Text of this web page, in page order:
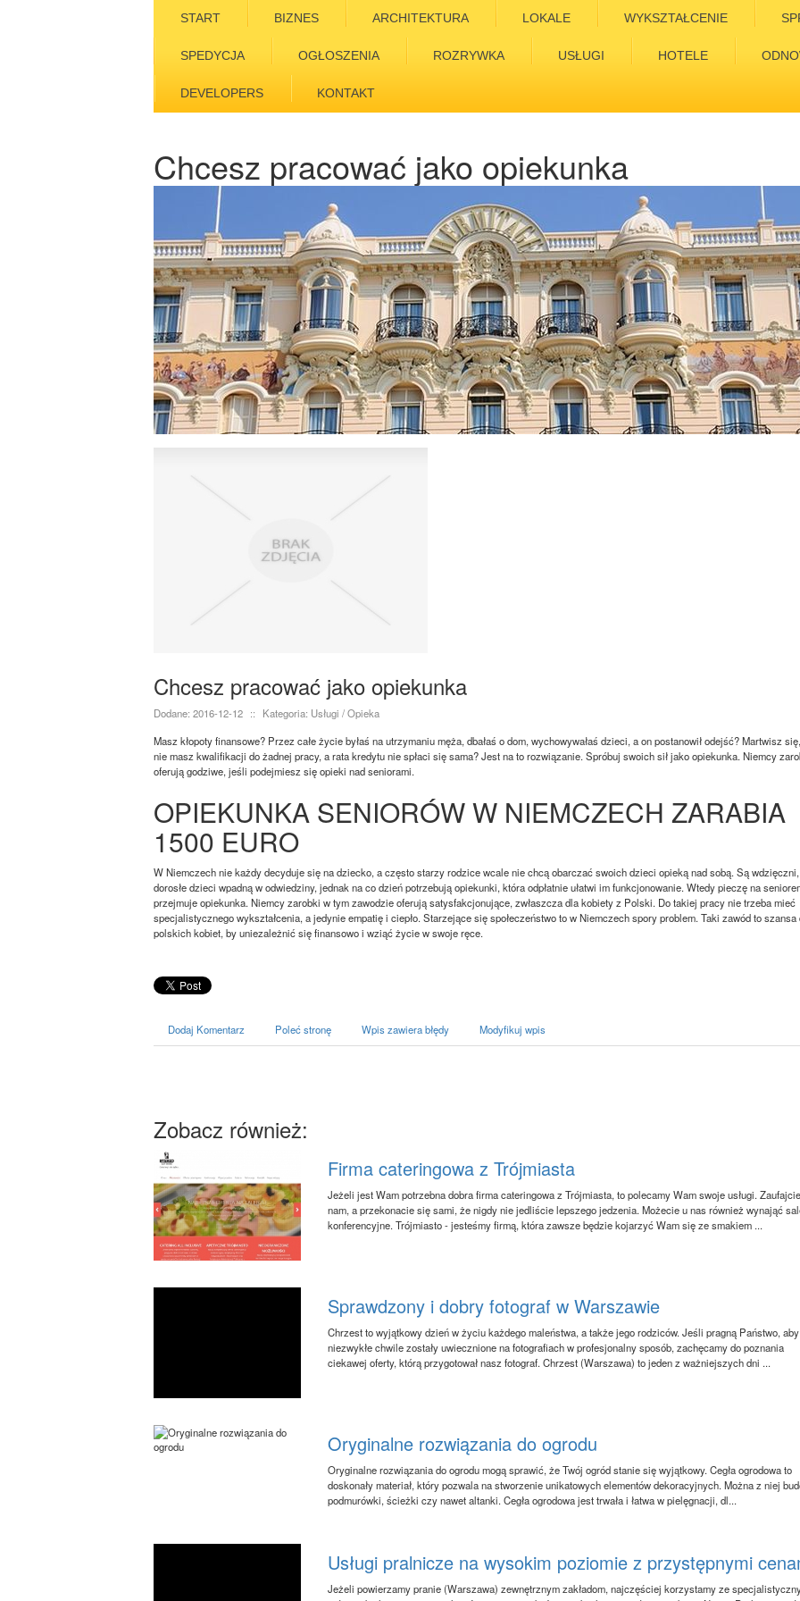
START BIZNES ARCHITEKTURA LOKALE WYKSZTAŁCENIE
SPEDYCJA OGŁOSZENIA ROZRYWKA USŁUGI HOTELE
DEVELOPERS KONTAKT
Chcesz pracować jako opiekunka
Chcesz pracować jako opiekunka
Dodane: 2016-12-12 ::
Kategoria: Usługi / Opieka
Masz kłopoty finansowe? Przez całe życie byłaś na utrzymaniu męża, dbałaś o dom, wychowywałaś dzieci, a on postanowił odejść? Martwisz
nie masz kwalifikacji do żadnej pracy, a rata kredytu nie spłaci się sama? Jest na to rozwiązanie. Spróbuj swoich sił jako opiekunka. Niemcy
oferują godziwe, jeśli podejmiesz się opieki nad seniorami.
OPIEKUNKA SENIORÓW W NIEMCZECH ZARABIA
1500 EURO
W Niemczech nie każdy decyduje się na dziecko, a często starzy rodzice wcale nie chcą obarczać swoich dzieci opieką nad sobą. Są
dorosłe dzieci wpadną w odwiedziny, jednak na co dzień potrzebują opiekunki, która odpłatnie ułatwi im funkcjonowanie. Wtedy pieczę na
przejmuje opiekunka. Niemcy zarobki w tym zawodzie oferują satysfakcjonujące, zwłaszcza dla kobiety z Polski. Do takiej pracy nie trzeba mieć
specjalistycznego wykształcenia, a jedynie empatię i ciepło. Starzejące się społeczeństwo to w Niemczech spory problem. Taki zawód to szansa
polskich kobiet, by uniezależnić się finansowo i wziąć życie w swoje ręce.
Dodaj Komentarz Poleć stronę Wpis zawiera błędy Modyfikuj wpis
Zobacz również:
Firma cateringowa z Trójmiasta
Jeżeli jest Wam potrzebna dobra firma cateringowa z Trójmiasta, to polecamy Wam swoje usługi. Zaufajcie
nam, a przekonacie się sami, że nigdy nie jedliście lepszego jedzenia. Możecie u nas również wynająć
konferencyjne. Trójmiasto - jesteśmy firmą, która zawsze będzie kojarzyć Wam się ze smakiem ...
Sprawdzony i dobry fotograf w Warszawie
Chrzest to wyjątkowy dzień w życiu każdego maleństwa, a także jego rodziców. Jeśli pragną Państwo,
niezwykłe chwile zostały uwiecznione na fotografiach w profesjonalny sposób, zachęcamy do poznania
ciekawej oferty, którą przygotował nasz fotograf. Chrzest (Warszawa) to jeden z ważniejszych dni ...
Oryginalne rozwiązania do ogrodu
Oryginalne rozwiązania do ogrodu mogą sprawić, że Twój ogród stanie się wyjątkowy. Cegła ogrodowa to
doskonały materiał, który pozwala na stworzenie unikatowych elementów dekoracyjnych. Można z niej
podmurówki, ścieżki czy nawet altanki. Cegła ogrodowa jest trwała i łatwa w pielęgnacji, dl...
Usługi pralnicze na wysokim poziomie z przystępnymi
Jeżeli powierzamy pranie (Warszawa) zewnętrznym zakładom, najczęściej korzystamy ze